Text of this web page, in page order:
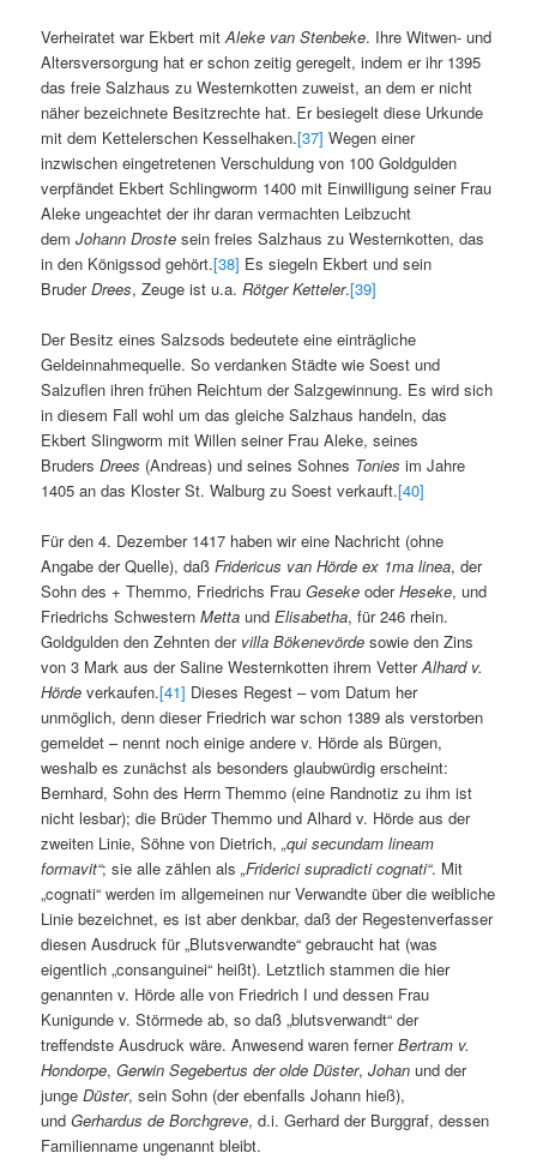
Verheiratet war Ekbert mitAleke van Stenbeke. Ihre Witwen- und
Altersversorgung hat er schon zeitig geregelt, indem er ihr 1395
das freie Salzhaus zu Westernkotten zuweist, an dem er nicht
näher bezeichnete Besitzrechte hat. Er besiegelt diese Urkunde
mit dem Kettelerschen Kesselhaken.[37] Wegen einer
inzwischen eingetretenen Verschuldung von 100 Goldgulden
verpfändet Ekbert Schlingworm 1400 mit Einwilligung seiner Frau
Aleke ungeachtet der ihr daran vermachten Leibzucht
demJohann Droste sein freies Salzhaus zu Westernkotten, das
in den Königssod gehört.[38] Es siegeln Ekbert und sein
BruderDrees, Zeuge ist u.a.Rötger Ketteler.[39]
Der Besitz eines Salzsods bedeutete eine einträgliche
Geldeinnahmequelle. So verdanken Städte wie Soest und
Salzuflen ihren frühen Reichtum der Salzgewinnung. Es wird sich
in diesem Fall wohl um das gleiche Salzhaus handeln, das
Ekbert Slingworm mit Willen seiner Frau Aleke, seines
BrudersDrees (Andreas) und seines Sohnes Toniesim Jahre
1405 an das Kloster St. Walburg zu Soest verkauft.[40]
Für den 4. Dezember 1417 haben wir eine Nachricht (ohne
Angabe der Quelle), daßFridericus van Hörde ex 1ma linea, der
Sohn des + Themmo, Friedrichs FrauGesekeoderHeseke, und
Friedrichs SchwesternMettaund Elisabetha, für 246 rhein.
Goldgulden den Zehnten der villa Bökenevörde sowie den Zins
von 3 Mark aus der Saline Westernkotten ihrem VetterAlhard v.
Hörde verkaufen.[41] Dieses Regest – vom Datum her
unmöglich, denn dieser Friedrich war schon 1389 als verstorben
gemeldet – nennt noch einige andere v. Hörde als Bürgen,
weshalb es zunächst als besonders glaubwürdig erscheint:
Bernhard, Sohn des Herrn Themmo (eine Randnotiz zu ihm ist
nicht lesbar); die Brüder Themmo und Alhard v. Hörde aus der
zweiten Linie, Söhne von Dietrich,„qui secundam lineam
formavit“; sie alle zählen als„Friderici supradicti cognati“. Mit
„cognati“ werden im allgemeinen nur Verwandte über die weibliche
Linie bezeichnet, es ist aber denkbar, daß der Regestenverfasser
diesen Ausdruck für „Blutsverwandte“ gebraucht hat (was
eigentlich „consanguinei“ heißt). Letztlich stammen die hier
genannten v. Hörde alle von Friedrich I und dessen Frau
Kunigunde v. Störmede ab, so daß „blutsverwandt“ der
treffendste Ausdruck wäre. Anwesend waren fernerBertram v.
Hondorpe,Gerwin Segebertus der olde Düster,Johan und der
jungeDüster, sein Sohn (der ebenfalls Johann hieß),
undGerhardus de Borchgreve, d.i. Gerhard der Burggraf, dessen
Familienname ungenannt bleibt.